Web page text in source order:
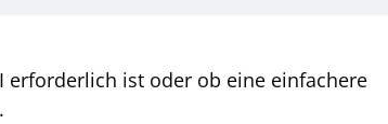
erforderlich ist oder ob eine einfachere